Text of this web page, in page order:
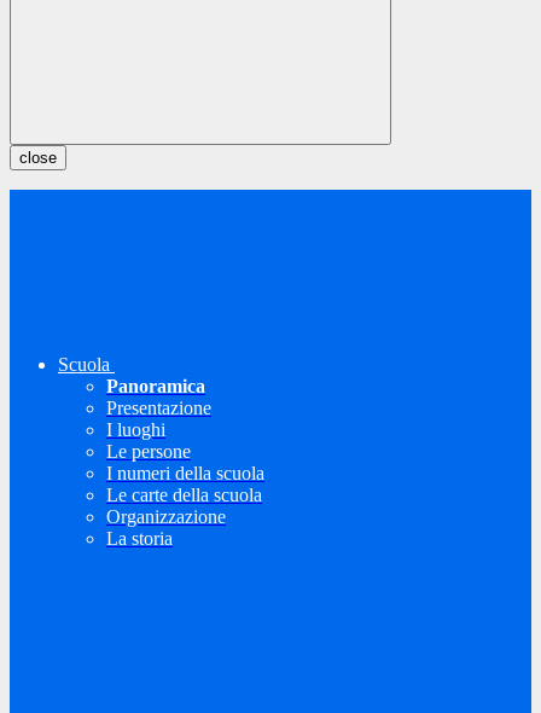
close
Scuola
Panoramica
Presentazione
I luoghi
Le persone
I numeri della scuola
Le carte della scuola
Organizzazione
La storia